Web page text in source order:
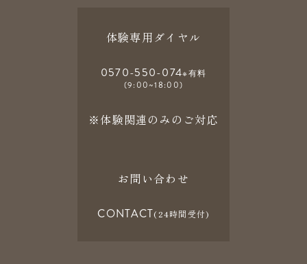
体験専用ダイヤル
0570-550-074※有料
(9:00~18:00)
※体験関連のみのご対応
お問い合わせ
CONTACT(24時間受付)